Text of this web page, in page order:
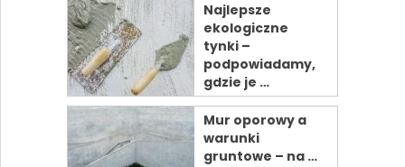
Najlepsze
ekologiczne
tynki –
podpowiadamy,
gdzie je …
Mur oporowy a
warunki
gruntowe – na …